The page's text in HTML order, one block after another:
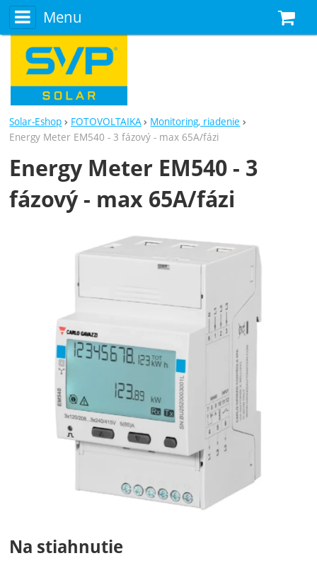
Menu
Solar-Eshop FOTOVOLTAIKA
Monitoring, riadenie
Energy Meter EM540 - 3 fázový - max 65A/fázi
Energy Meter EM540 - 3
fázový - max 65A/fázi
Na stiahnutie